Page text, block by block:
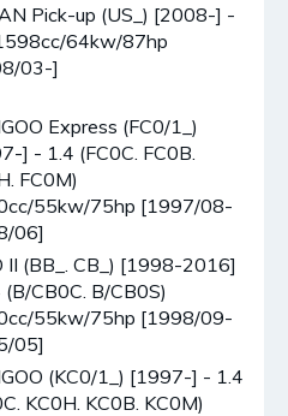
Pick-up (US_) [2008-] -
64kw/87hp
03-]
Express (FC0/1_)
] - 1.4 (FC0C. FC0B.
FC0M)
55kw/75hp [1997/08-
06]
II (BB_. CB_) [1998-2016]
(B/CB0C. B/CB0S)
55kw/75hp [1998/09-
05]
(KC0/1_) [1997-] - 1.4
KC0H. KC0B. KC0M)